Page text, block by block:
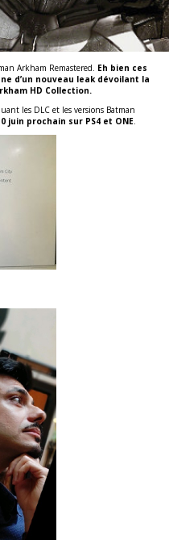
Arkham Remastered. Eh bien ces
d’un nouveau leak dévoilant la
HD Collection.
les DLC et les versions Batman
juin prochain sur PS4 et ONE.